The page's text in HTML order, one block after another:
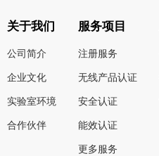
关于我们
公司简介
企业文化
实验室环境
合作伙伴
服务项目
注册服务
无线产品认证
安全认证
能效认证
更多服务